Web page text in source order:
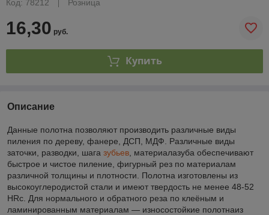
Код: 78212
Розница
16,30 руб.
Купить
Описание
Данные полотна позволяют производить различные виды
пиления по дереву, фанере, ДСП, МДФ. Различные виды
заточки, разводки, шага зубьев , материалазуба обеспечивают
быстрое и чистое пиление, фигурный рез по материалам
различной толщины и плотности. Полотна изготовлены из
высокоуглеродистой стали и имеют твердость не менее 48-52
HRс. Для нормального и обратного реза по клеёным и
ламинированным материалам — износостойкие полотнаиз